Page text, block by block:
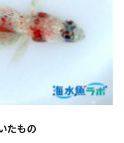
たもの